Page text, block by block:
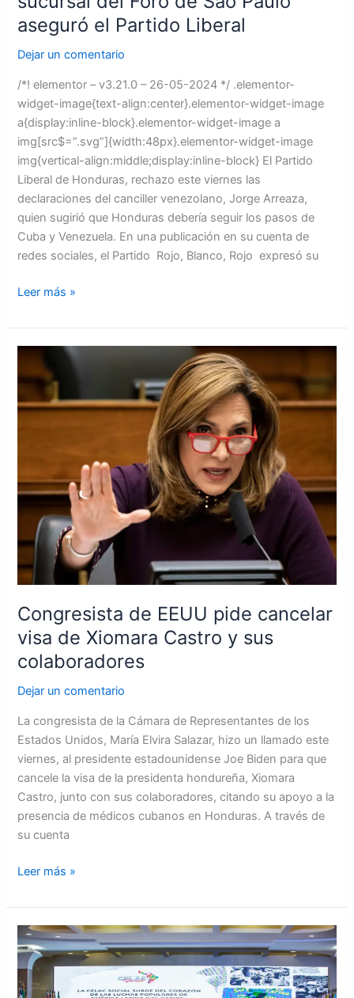
aseguró el Partido Liberal
Dejar un comentario
/*! elementor – v3.21.0 – 26-05-2024 */ .elementor-
widget-image{text-align:center}.elementor-widget-image
a{display:inline-block}.elementor-widget-image a
img[src$=”.svg”]{width:48px}.elementor-widget-image
img{vertical-align:middle;display:inline-block} El Partido
Liberal de Honduras, rechazo este viernes las
declaraciones del canciller venezolano, Jorge Arreaza,
quien sugirió que Honduras debería seguir los pasos de
Cuba y Venezuela. En una publicación en su cuenta de
redes sociales, el Partido Rojo, Blanco, Rojo expresó su
Leer más »
Congresista de EEUU pide cancelar
visa de Xiomara Castro y sus
colaboradores
Dejar un comentario
La congresista de la Cámara de Representantes de los
Estados Unidos, María Elvira Salazar, hizo un llamado este
viernes, al presidente estadounidense Joe Biden para que
cancele la visa de la presidenta hondureña, Xiomara
Castro, junto con sus colaboradores, citando su apoyo a la
presencia de médicos cubanos en Honduras. A través de
su cuenta
Congresista
de
EEUU
pide
Xiomara
Castro
sus
colaboradores
Leer más »
CELAC
desautorizan
declaración
de